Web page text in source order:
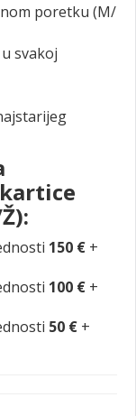
poretku (M/
svakoj
150 € +
100 € +
50 € +